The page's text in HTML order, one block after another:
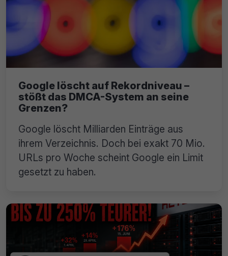
Google löscht auf Rekordniveau –
stößt das DMCA-System an seine
Grenzen?
Google löscht Milliarden Einträge aus
ihrem Verzeichnis. Doch bei exakt 70 Mio.
URLs pro Woche scheint Google ein Limit
gesetzt zu haben.